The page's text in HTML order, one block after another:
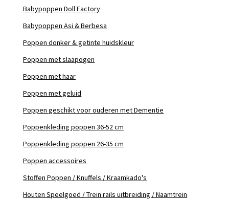
Babypoppen Doll Factory
Babypoppen Asi & Berbesa
Poppen donker & getinte huidskleur
Poppen met slaapogen
Poppen met haar
Poppen met geluid
Poppen geschikt voor ouderen met Dementie
Poppenkleding poppen 36-52 cm
Poppenkleding poppen 26-35 cm
Poppen accessoires
Stoffen Poppen / Knuffels / Kraamkado's
Houten Speelgoed / Trein rails uitbreiding / Naamtrein